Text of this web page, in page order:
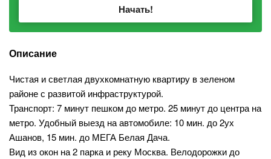
Начать!
Описание
Чистая и светлая двухкомнатную квартиру в зеленом
районе с развитой инфраструктурой.
Транспорт: 7 минут пешком до метро. 25 минут до центра на
метро. Удобный выезд на автомобиле: 10 мин. до 2ух
Ашанов, 15 мин. до МЕГА Белая Дача.
Вид из окон на 2 парка и реку Москва. Велодорожки до